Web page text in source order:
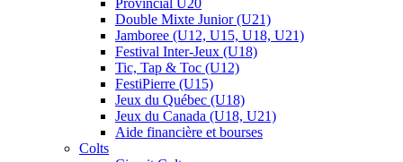
Provincial U20
Double Mixte Junior (U21)
Jamboree (U12, U15, U18, U21)
Festival Inter-Jeux (U18)
Tic, Tap & Toc (U12)
FestiPierre (U15)
Jeux du Québec (U18)
Jeux du Canada (U18, U21)
Aide financière et bourses
Colts